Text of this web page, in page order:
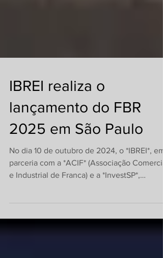
IBREI realiza o
lançamento do FBR
2025 em São Paulo
No dia 10 de outubro de 2024, o *IBREI*, em
e Industrial de Franca) e a *InvestSP*,